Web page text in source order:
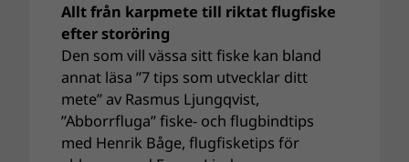
Allt från karpmete till riktat flugfiske
efter storöring
Den som vill vässa sitt fiske kan bland
annat läsa ”7 tips som utvecklar ditt
mete” av Rasmus Ljungqvist,
”Abborrfluga” fiske- och flugbindtips
med Henrik Båge, flugfisketips för